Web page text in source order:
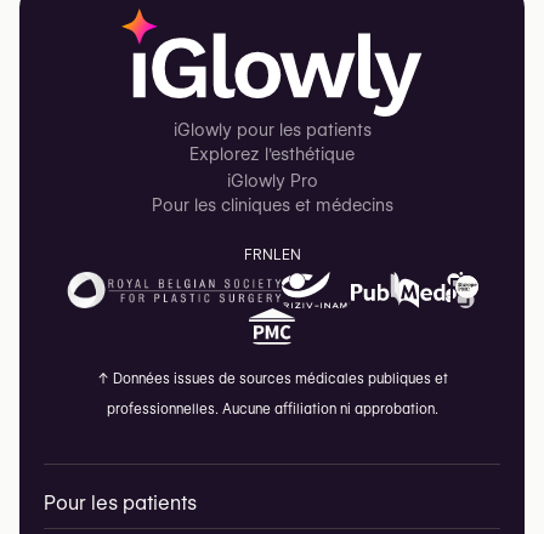
iGlowly pour les patients
Explorez l'esthétique
iGlowly Pro
Pour les cliniques et médecins
FRNLEN
↑ Données issues de sources médicales publiques et
professionnelles. Aucune affiliation ni approbation.
Pour les patients